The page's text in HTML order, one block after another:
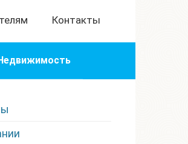
Контакты